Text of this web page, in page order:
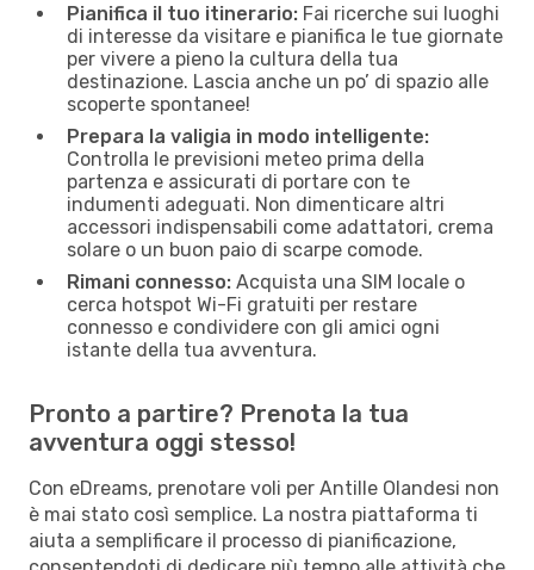
Pianifica il tuo itinerario: Fai ricerche sui luoghi
di interesse da visitare e pianifica le tue giornate
per vivere a pieno la cultura della tua
destinazione. Lascia anche un po’ di spazio alle
scoperte spontanee!
Prepara la valigia in modo intelligente:
Controlla le previsioni meteo prima della
partenza e assicurati di portare con te
indumenti adeguati. Non dimenticare altri
accessori indispensabili come adattatori, crema
solare o un buon paio di scarpe comode.
Rimani connesso: Acquista una SIM locale o
cerca hotspot Wi-Fi gratuiti per restare
connesso e condividere con gli amici ogni
istante della tua avventura.
Pronto a partire? Prenota la tua
avventura oggi stesso!
Con eDreams, prenotare voli per Antille Olandesi non
è mai stato così semplice. La nostra piattaforma ti
aiuta a semplificare il processo di pianificazione,